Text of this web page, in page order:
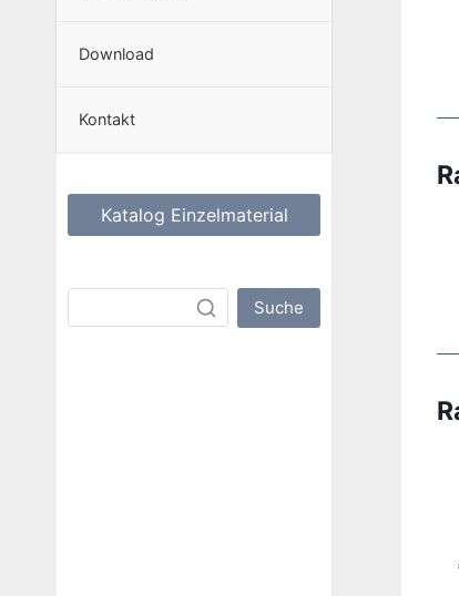
Download
Kontakt
Katalog Einzelmaterial
Suche